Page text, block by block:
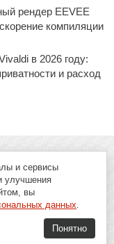
рендер EEVEE
компиляции
в 2026 году:
и расход
и сервисы
улучшения
вы
данных.
Понятно